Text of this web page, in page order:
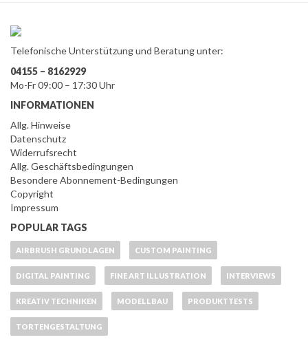
Telefonische Unterstützung und Beratung unter:
04155 – 8162929
Mo-Fr 09:00 – 17:30 Uhr
INFORMATIONEN
Allg. Hinweise
Datenschutz
Widerrufsrecht
Allg. Geschäftsbedingungen
Besondere Abonnement-Bedingungen
Copyright
Impressum
POPULAR TAGS
AIRBRUSH GRUNDLAGEN CUSTOM PAINTING
DIGITAL PAINTING FINE ART ILLUSTRATION INTERVIEWS
KREATIV TECHNIKEN MODELLBAU PRODUKTTESTS
TORTENGESTALTUNG